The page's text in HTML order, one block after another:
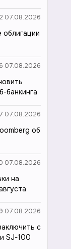
07.08.2026
облигации
07.08.2026
банкинга
07.08.2026
об
07.08.2026
на
07.08.2026
с
SJ-100